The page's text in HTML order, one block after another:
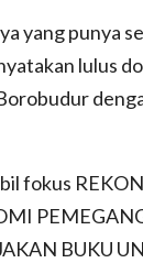
yang punya
lulus
fokus
BUKU